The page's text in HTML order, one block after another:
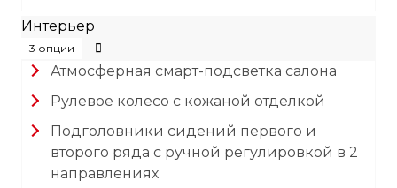
Интерьер
3 опции
Атмосферная смарт-подсветка салона
Рулевое колесо с кожаной отделкой
Подголовники сидений первого и
второго ряда с ручной регулировкой в 2
направлениях